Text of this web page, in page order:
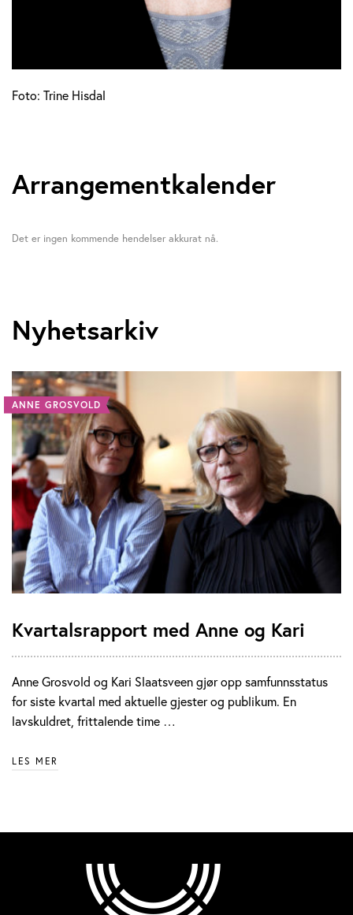
Foto: Trine Hisdal
Arrangementkalender
Det er ingen kommende hendelser akkurat nå.
Nyhetsarkiv
ANNE GROSVOLD
Kvartalsrapport med Anne og Kari
Anne Grosvold og Kari Slaatsveen gjør opp samfunnsstatus
for siste kvartal med aktuelle gjester og publikum. En
lavskuldret, frittalende time …
LES MER